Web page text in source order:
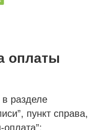
оплаты
в разделе
пункт справа,
на